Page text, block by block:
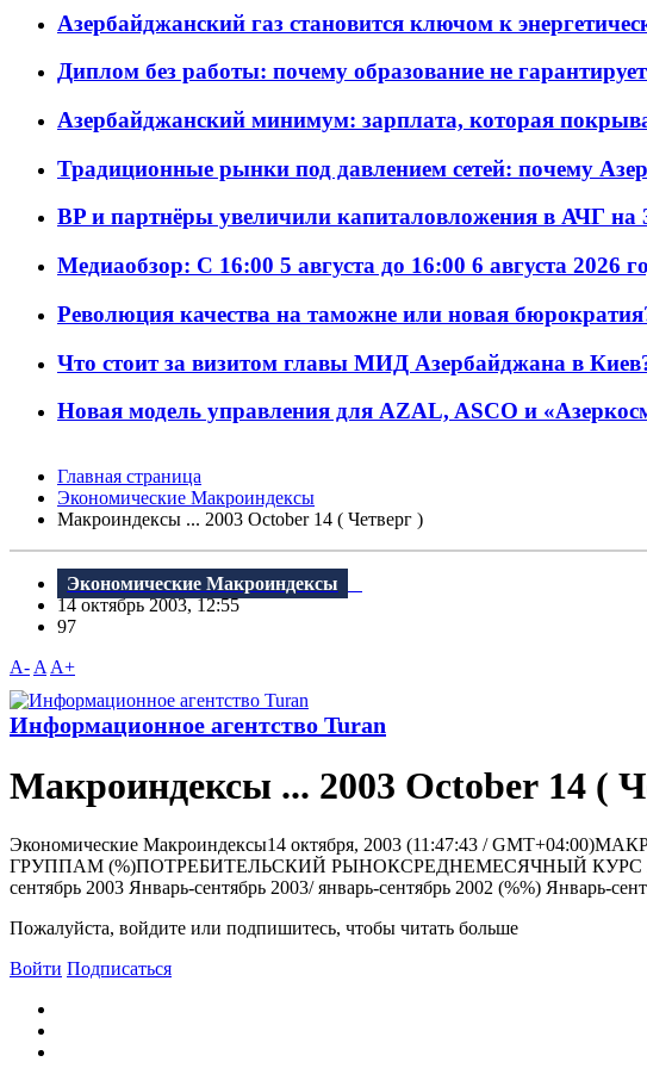
Азербайджанский газ становится ключом к
Диплом без работы: почему образование не
Азербайджанский минимум: зарплата, которая
Традиционные рынки под давлением сетей: почему
BP и партнёры увеличили капиталовложения в АЧГ
Медиаобзор: С 16:00 5 августа до 16:00 6 августа 2026
Революция качества на таможне или новая
Что стоит за визитом главы МИД Азербайджана в
Новая модель управления для AZAL, ASCO и
Главная страница
Экономические Макроиндексы
Макроиндексы ... 2003 October 14 ( Четверг )
Экономические Макроиндексы
14 октябрь 2003, 12:55
97
A- A A+
Информационное агентство Turan
Макроиндексы ... 2003 October 14 (
Экономические Макроиндексы14 октября, 2003 (11:47:43 /
ГРУППАМ (%)ПОТРЕБИТЕЛЬСКИЙ РЫНОКСРЕДНЕМЕСЯЧНЫЙ КУРС
сентябрь 2003 Январь-сентябрь 2003/ январь-сентябрь 2002 (%%) Январь-
Пожалуйста, войдите или подпишитесь, чтобы читать больше
Войти Подписаться